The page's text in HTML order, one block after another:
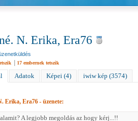
N. Erika, Era76
| 17 embernek tetszik
Adatok Képei (4) iwiw kép (3574)
Erika, Era76 - üzenete:
A legjobb megoldás az hogy kérj...!!